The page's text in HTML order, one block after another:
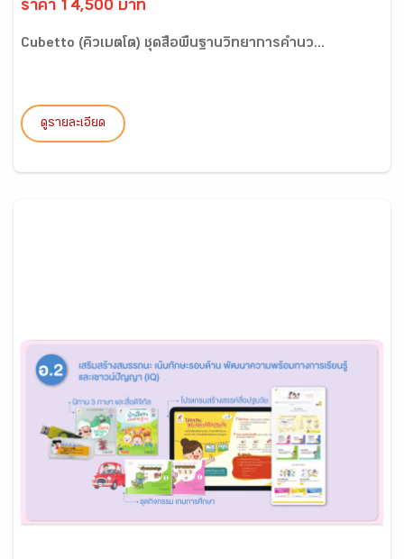
ราคา 14,500 บาท
Cubetto (คิวเบตโต) ชุดสื่อพื้นฐานวิทยาการคำนว...
ดูรายละเอียด